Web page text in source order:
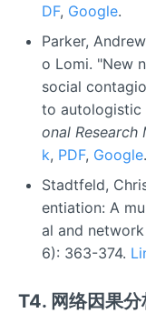
DF, Google.
Parker,
o Lomi. "New
social
to autologistic
onal Research
k, PDF, Google.
Stadtfeld,
entiation: A
al and
6): 363-374.
T4. 网络因果